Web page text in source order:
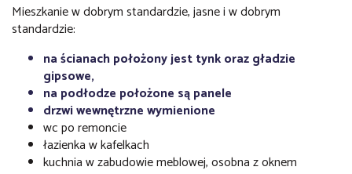
Mieszkanie w dobrym standardzie, jasne i w dobrym
standardzie:
na ścianach położony jest tynk oraz gładzie
gipsowe,
na podłodze położone są panele
drzwi wewnętrzne wymienione
wc po remoncie
łazienka w kafelkach
kuchnia w zabudowie meblowej, osobna z oknem